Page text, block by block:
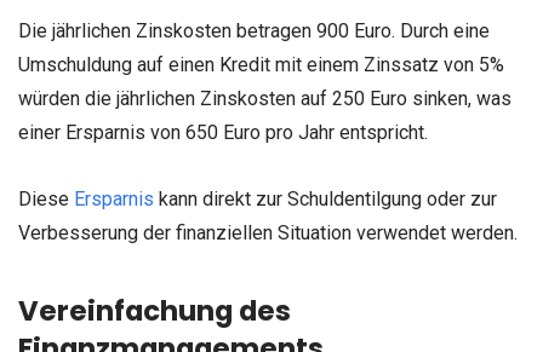
Die jährlichen Zinskosten betragen 900 Euro. Durch eine
Umschuldung auf einen Kredit mit einem Zinssatz von 5%
würden die jährlichen Zinskosten auf 250 Euro sinken, was
einer Ersparnis von 650 Euro pro Jahr entspricht.
Diese Ersparnis kann direkt zur Schuldentilgung oder zur
Verbesserung der finanziellen Situation verwendet werden.
Vereinfachung des